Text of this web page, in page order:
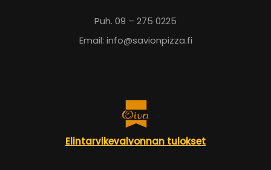
Puh. 09 – 275 0225
Email: info@savionpizza.fi
Elintarvikevalvonnan tulokset